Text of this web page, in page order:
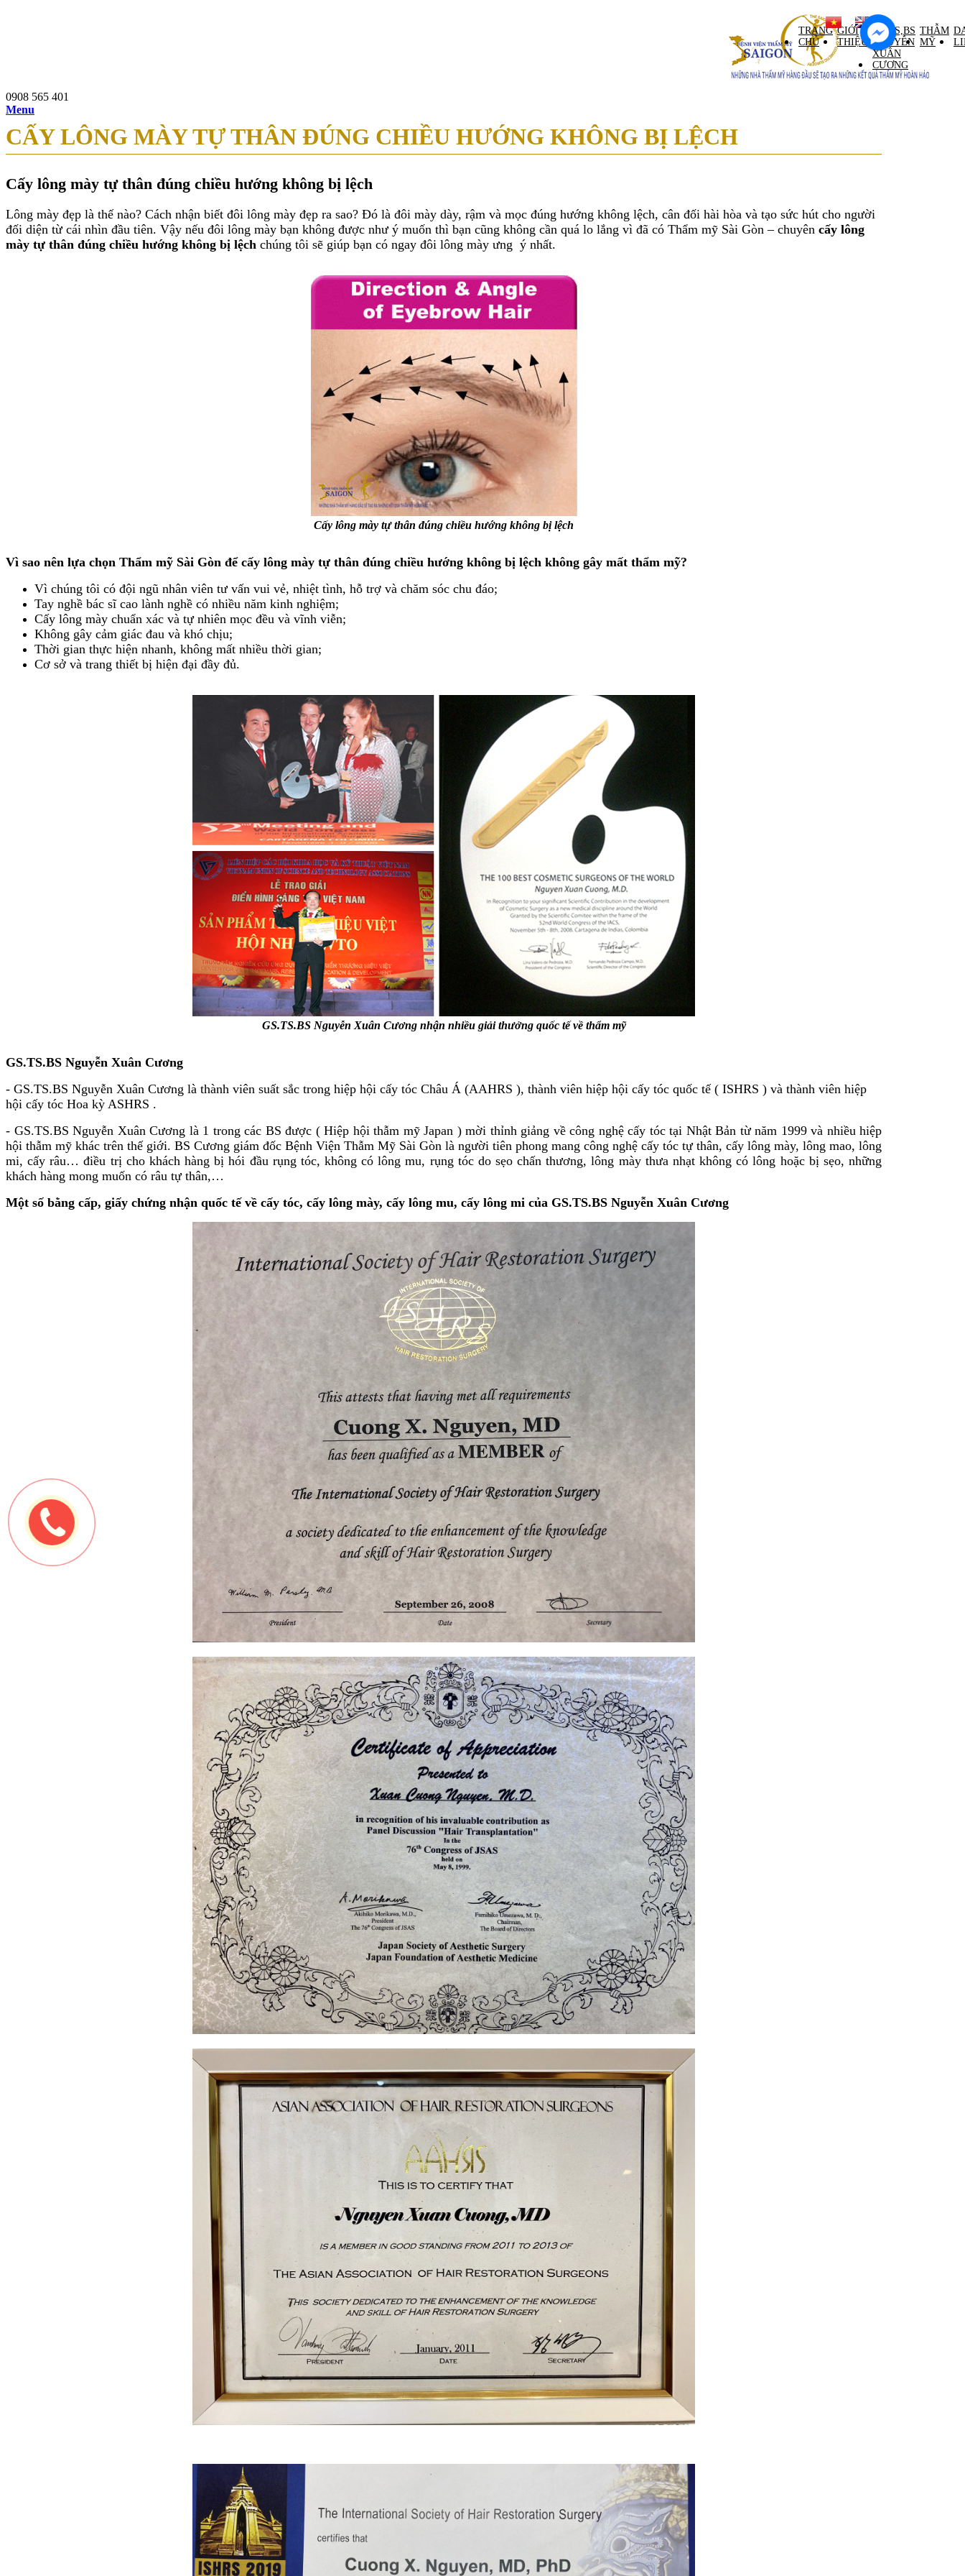
TRANG
CHỦ
GIỚI
THIỆU
GS,TS,BS
NGUYỄN
XUÂN
CƯƠNG
THẪM
MỸ
0908 565 401
Menu
CẤY LÔNG MÀY TỰ THÂN ĐÚNG CHIỀU HƯỚNG KHÔNG BỊ LỆCH
Cấy lông mày tự thân đúng chiều hướng không bị lệch
Lông mày đẹp là thế nào? Cách nhận biết đôi lông mày đẹp ra sao? Đó là đôi mày dày, rậm và mọc đúng hướng không lệch, cân đối hài hòa và tạo sức hút cho người
đối diện từ cái nhìn đầu tiên. Vậy nếu đôi lông mày bạn không được như ý muốn thì bạn cũng không cần quá lo lắng vì đã có Thẩm mỹ Sài Gòn – chuyên cấy lông
mày tự thân đúng chiều hướng không bị lệch chúng tôi sẽ giúp bạn có ngay đôi lông mày ưng ý nhất.
Cấy lông mày tự thân đúng chiều hướng không bị lệch
Vì sao nên lựa chọn Thẩm mỹ Sài Gòn để cấy lông mày tự thân đúng chiều hướng không bị lệch không gây mất thẩm mỹ?
Vì chúng tôi có đội ngũ nhân viên tư vấn vui vẻ, nhiệt tình, hỗ trợ và chăm sóc chu đáo;
Tay nghề bác sĩ cao lành nghề có nhiều năm kinh nghiệm;
Cấy lông mày chuẩn xác và tự nhiên mọc đều và vĩnh viễn;
Không gây cảm giác đau và khó chịu;
Thời gian thực hiện nhanh, không mất nhiều thời gian;
Cơ sở và trang thiết bị hiện đại đầy đủ.
GS.TS.BS Nguyễn Xuân Cương nhận nhiều giải thưởng quốc tế về thẩm mỹ
GS.TS.BS Nguyễn Xuân Cương
- GS.TS.BS Nguyễn Xuân Cương là thành viên suất sắc trong hiệp hội cấy tóc Châu Á (AAHRS ), thành viên hiệp hội cấy tóc quốc tế ( ISHRS ) và thành viên hiệp
hội cấy tóc Hoa kỳ ASHRS .
- GS.TS.BS Nguyễn Xuân Cương là 1 trong các BS được ( Hiệp hội thẫm mỹ Japan ) mời thỉnh giảng về công nghệ cấy tóc tại Nhật Bản từ năm 1999 và nhiều hiệp
hội thẫm mỹ khác trên thế giới. BS Cương giám đốc Bệnh Viện Thẫm Mỹ Sài Gòn là người tiên phong mang công nghệ cấy tóc tự thân, cấy lông mày, lông mao, lông
mi, cấy râu… điều trị cho khách hàng bị hói đầu rụng tóc, không có lông mu, rụng tóc do sẹo chấn thương, lông mày thưa nhạt không có lông hoặc bị sẹo, những
khách hàng mong muốn có râu tự thân,…
Một số bằng cấp, giấy chứng nhận quốc tế về cấy tóc, cấy lông mày, cấy lông mu, cấy lông mi của GS.TS.BS Nguyễn Xuân Cương